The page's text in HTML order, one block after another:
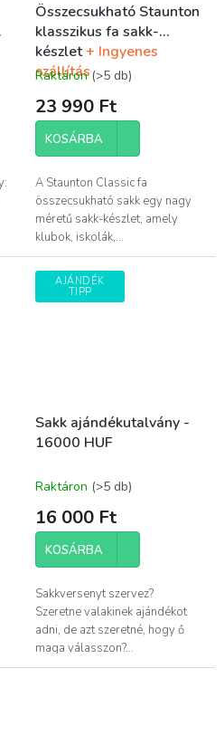
Összecsukható Staunton
klasszikus fa sakk-
készlet+ Ingyenes
szállítás
Raktáron(>5 db)
23 990 Ft
KOSÁRBA
A Staunton Classic fa
összecsukható sakk egy nagy
méretű sakk-készlet, amely
klubok, iskolák,...
AJÁNDÉK
TIPP
Sakk ajándékutalvány -
16000 HUF
Raktáron (>5 db)
16 000 Ft
KOSÁRBA
Sakkversenyt szervez?
Szeretne valakinek ajándékot
adni, de azt szeretné, hogy ő
maga válasszon?...